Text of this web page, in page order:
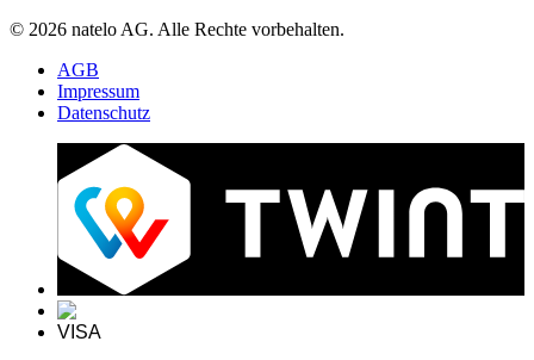
© 2026 natelo AG. Alle Rechte vorbehalten.
AGB
Impressum
Datenschutz
VISA